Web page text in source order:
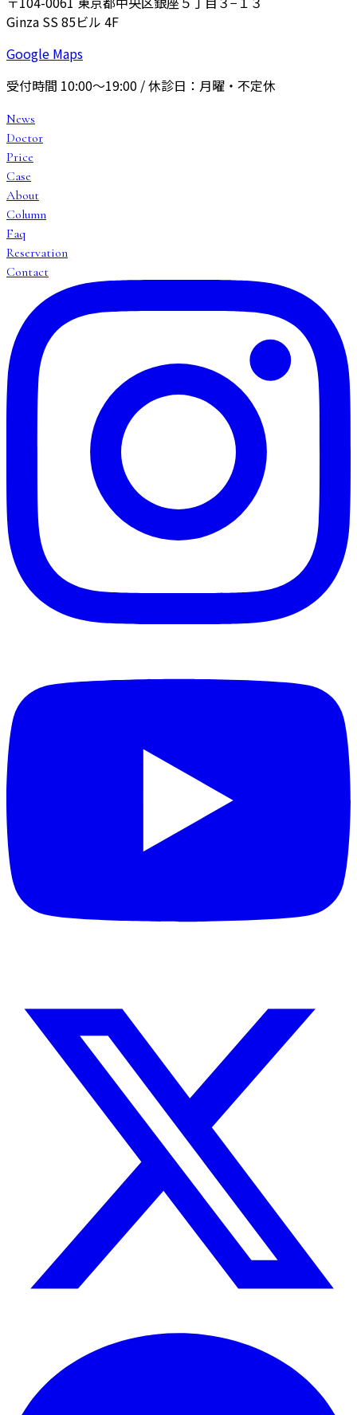
Ginza SS 85ビル 4F
Google Maps
受付時間 10:00〜19:00 / 休診日： 月曜・不定休
News
Doctor
Price
Case
About
Column
Faq
Reservation
Contact